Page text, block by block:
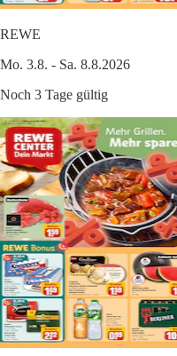
REWE
Mo. 3.8. - Sa. 8.8.2026
Noch 3 Tage gültig